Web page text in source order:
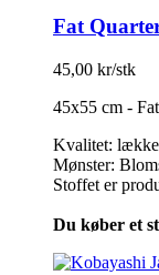
Fat
45,00 kr/stk
45x55 cm -
Kvalitet:
Mønster:
Stoffet er
Du køber et